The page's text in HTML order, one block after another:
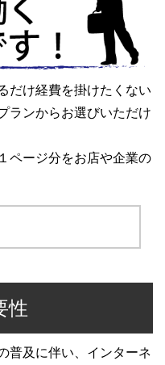
だけ経費を掛けたくない
ランからお選びいただけ
ページ分をお店や企業の
性
普及に伴い、インターネ